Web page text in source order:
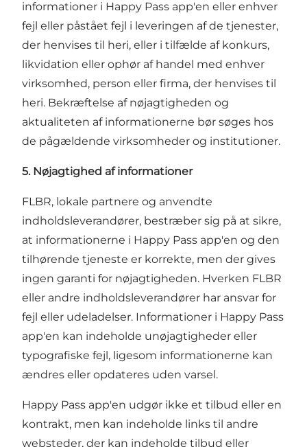
informationer i Happy Pass app'en eller enhver
fejl eller påstået fejl i leveringen af de tjenester,
der henvises til heri, eller i tilfælde af konkurs,
likvidation eller ophør af handel med enhver
virksomhed, person eller firma, der henvises til
heri. Bekræftelse af nøjagtigheden og
aktualiteten af informationerne bør søges hos
de pågældende virksomheder og institutioner.
5. Nøjagtighed af informationer
FLBR, lokale partnere og anvendte
indholdsleverandører, bestræber sig på at sikre,
at informationerne i Happy Pass app'en og den
tilhørende tjeneste er korrekte, men der gives
ingen garanti for nøjagtigheden. Hverken FLBR
eller andre indholdsleverandører har ansvar for
fejl eller udeladelser. Informationer i Happy Pass
app'en kan indeholde unøjagtigheder eller
typografiske fejl, ligesom informationerne kan
ændres eller opdateres uden varsel.
Happy Pass app'en udgør ikke et tilbud eller en
kontrakt, men kan indeholde links til andre
websteder, der kan indeholde tilbud eller